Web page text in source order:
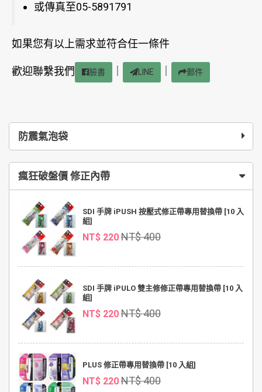
防震氣泡袋
瘋狂破盤價 修正內帶
SDI 手牌 iPUSH 按壓式修正帶專用替換帶 [10 入
組]
NT$ 220 NT$ 400
SDI 手牌 iPULO 雙主修修正帶專用替換帶 [10 入
組]
NT$ 220 NT$ 400
PLUS 修正帶專用替換帶 [10 入組]
NT$ 220 NT$ 400
或傳真至05-5891791
如果您有以上需求並符合任一條件
歡迎聯繫我們 臉書 LINE 郵件